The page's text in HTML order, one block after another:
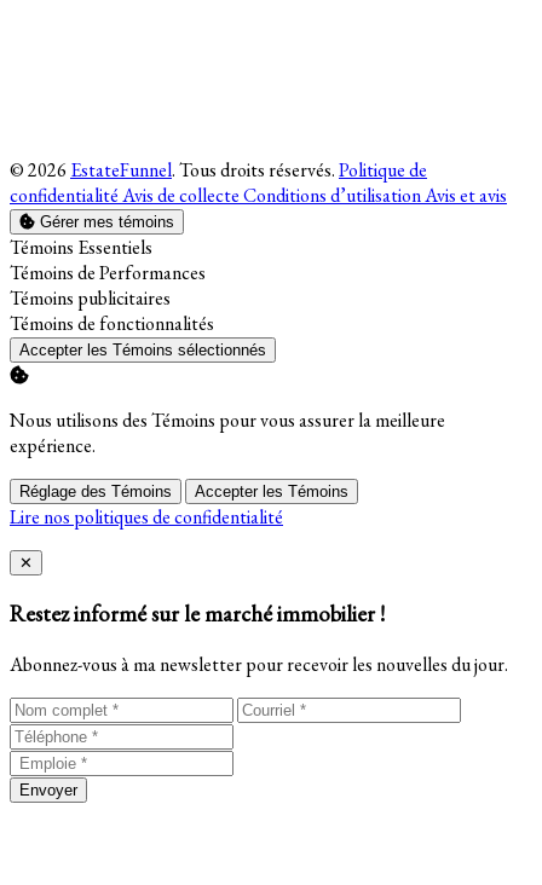
© 2026 EstateFunnel. Tous droits réservés.Politique de
confidentialitéAvis de collecteConditions d’utilisationAvis et avis
Gérer mes témoins
Activer
Témoins Essentiels
Activer
Témoins de Performances
Activer
Témoins publicitaires
Activer
Témoins de fonctionnalités
Accepter les Témoins sélectionnés
Nous utilisons des Témoins pour vous assurer la meilleure
expérience.
Réglage des Témoins Accepter les Témoins
Lire nos politiques de confidentialité
Close
✕
Restez informé sur le marché immobilier !
Abonnez-vous à ma newsletter pour recevoir les nouvelles du jour.
Envoyer